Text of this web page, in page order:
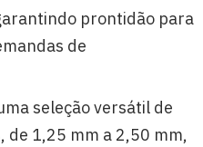
prontidão para
de
seleção versátil de
1,25 mm a 2,50 mm,